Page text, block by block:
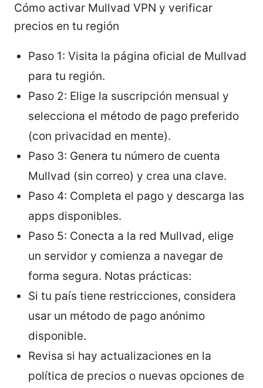
Cómo activar Mullvad VPN y verificar
precios en tu región
Paso 1: Visita la página oficial de Mullvad
para tu región.
Paso 2: Elige la suscripción mensual y
selecciona el método de pago preferido
(con privacidad en mente).
Paso 3: Genera tu número de cuenta
Mullvad (sin correo) y crea una clave.
Paso 4: Completa el pago y descarga las
apps disponibles.
Paso 5: Conecta a la red Mullvad, elige
un servidor y comienza a navegar de
forma segura. Notas prácticas:
Si tu país tiene restricciones, considera
usar un método de pago anónimo
disponible.
Revisa si hay actualizaciones en la
política de precios o nuevas opciones de